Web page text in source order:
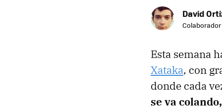
David
Colaborador
Esta semana
Xataka, con
donde cada
se va